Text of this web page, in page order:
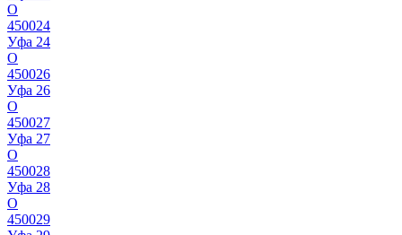
О
450024
Уфа 24
О
450026
Уфа 26
О
450027
Уфа 27
О
450028
Уфа 28
О
450029